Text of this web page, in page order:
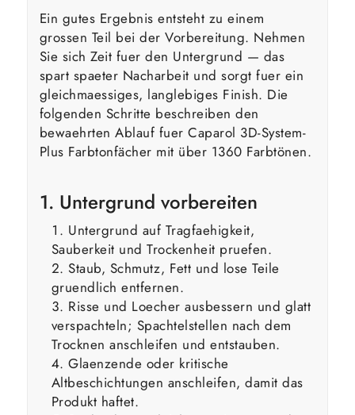
Ein gutes Ergebnis entsteht zu einem
grossen Teil bei der Vorbereitung. Nehmen
Sie sich Zeit fuer den Untergrund — das
spart spaeter Nacharbeit und sorgt fuer ein
gleichmaessiges, langlebiges Finish. Die
folgenden Schritte beschreiben den
bewaehrten Ablauf fuer Caparol 3D-System-
Plus Farbtonfächer mit über 1360 Farbtönen.
1. Untergrund vorbereiten
Untergrund auf Tragfaehigkeit,
Sauberkeit und Trockenheit pruefen.
Staub, Schmutz, Fett und lose Teile
gruendlich entfernen.
Risse und Loecher ausbessern und glatt
verspachteln; Spachtelstellen nach dem
Trocknen anschleifen und entstauben.
Glaenzende oder kritische
Altbeschichtungen anschleifen, damit das
Produkt haftet.